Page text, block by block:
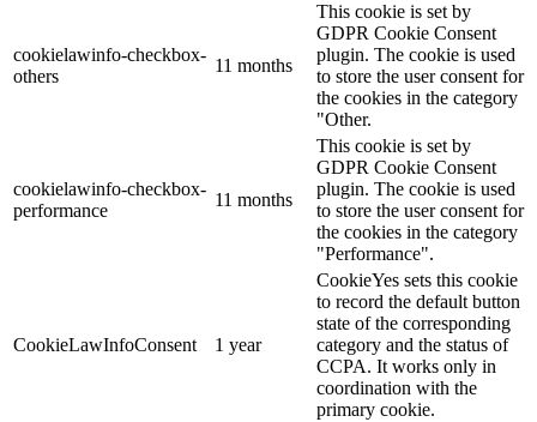
cookielawinfo-checkbox-
others
11 months
This cookie is set by
GDPR Cookie Consent
plugin. The cookie is used
to store the user consent for
the cookies in the category
"Other.
cookielawinfo-checkbox-
performance
11 months
This cookie is set by
GDPR Cookie Consent
plugin. The cookie is used
to store the user consent for
the cookies in the category
"Performance".
CookieLawInfoConsent 1 year
CookieYes sets this cookie
to record the default button
state of the corresponding
category and the status of
CCPA. It works only in
coordination with the
primary cookie.